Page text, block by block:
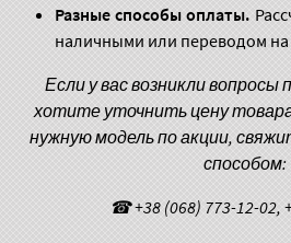
Разные способы оплаты.
наличными или переводом на
Если у вас возникли вопросы
хотите уточнить цену
нужную модель по акции,
способом:
☎ +38 (068) 773-12-02,